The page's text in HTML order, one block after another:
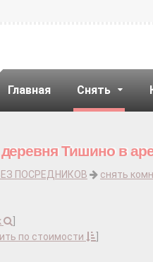
Главная Снять
Тишино в
ПОСРЕДНИКОВ снять
по стоимости